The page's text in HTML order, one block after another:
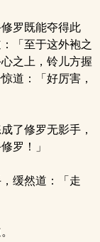
罗既能夺得此
「至于这外袍之
之上，铃儿方握
道：「好厉害，
了修罗无影手，
罗！」
缓然道：「走